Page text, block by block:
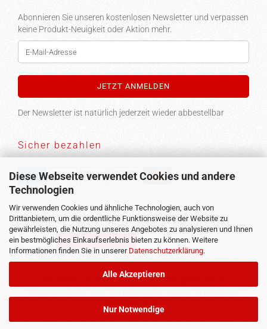
Diese Webseite verwendet Cookies und andere
Technologien
Wir verwenden Cookies und ähnliche Technologien, auch von
Drittanbietern, um die ordentliche Funktionsweise der Website zu
gewährleisten, die Nutzung unseres Angebotes zu analysieren und Ihnen
ein bestmögliches Einkaufserlebnis bieten zu können. Weitere
Informationen finden Sie in unserer Datenschutzerklärung.
Alle Akzeptieren
Nur Notwendige
Abonnieren Sie unseren kostenlosen Newsletter und verpassen
keine Produkt-Neuigkeit oder Aktion mehr.
Der Newsletter ist natürlich jederzeit wieder abbestellbar
Sicher bezahlen
Versand
Vertrag widerrufen
Alle Preise verstehen sich inklusive der gesetzlichen
gekennzeichnet.